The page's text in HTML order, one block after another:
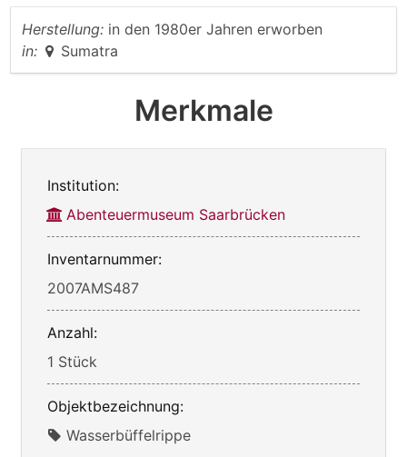
Herstellung: in den 1980er Jahren erworben
in:
Sumatra
Merkmale
Institution:
Abenteuermuseum Saarbrücken
Inventarnummer:
2007AMS487
Anzahl:
1 Stück
Objektbezeichnung:
Wasserbüffelrippe